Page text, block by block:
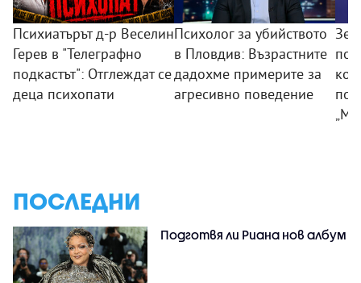
Психиатърът д-р Веселин
Герев в "Телеграфно
подкастът": Отглеждат се
деца психопати
Психолог за убийството
в Пловдив: Възрастните
дадохме примерите за
агресивно поведение
ПОСЛЕДНИ
Подготвя ли Риана нов албум